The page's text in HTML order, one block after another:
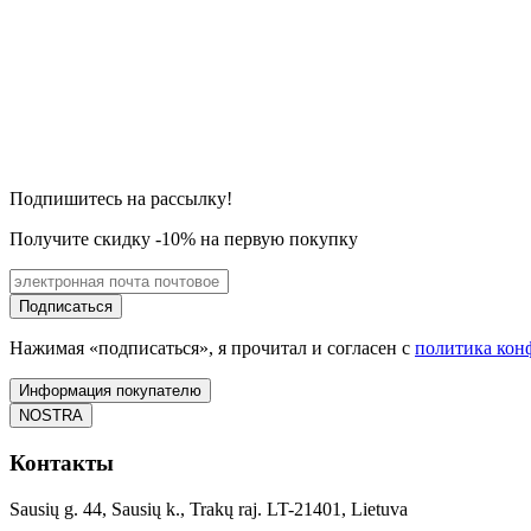
Подпишитесь на рассылку!
Получите скидку -10% на первую покупку
Подписаться
Нажимая «подписаться», я прочитал и согласен с политика
Информация покупателю
NOSTRA
Контакты
Sausių g. 44, Sausių k., Trakų raj. LT-21401, Lietuva